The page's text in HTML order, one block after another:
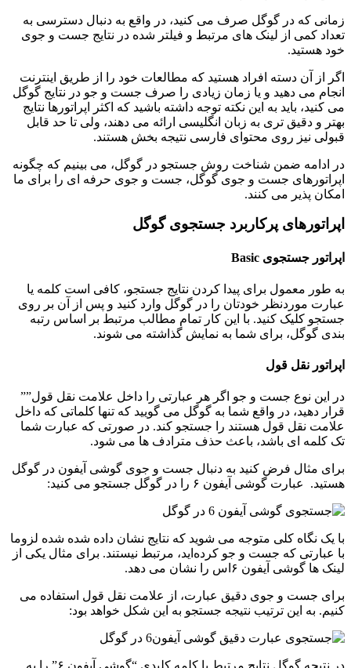
زمانی که در گوگل صرف می کنید، در واقع به دنبال دسترسی به
تعداد کمی از لینک های مرتبط و فیلتر شده در نتایج جست و جوی
خود هستید.
اگر از آن دسته افراد هستید که مطالعات خود را از طریق اینترنت
انجام می دهید و یا زمان زیادی را صرف جست و جو در نتایج گوگل
می کنید، باید به این نکته توجه داشته باشید که اکثر اپراتورها نتایج
بهتر و دقیق تری به زبان انگلیسی ارائه می دهند، ولی تا حد قابل
قبولی نیز روی محتوای فارسی نتیجه بخش هستند.
در ادامه ضمن شناخت روش جستجو در گوگل، می بینیم که چگونه
اپراتورهای جست و جوی گوگل، جست و جوی حرفه ای را برای ما
امکان پذیر می کنند.
اپراتورهای پرکاربرد جستجوی گوگل
اپراتور جستجوی Basic
به طور معمول برای پیدا کردن نتایج جستجو، کافی است کلمه یا
عبارت موردنظر خودتان را در گوگل وارد کنید و پس از آن بر روی
جستجو کلیک کنید. با این کار تمام مطالب مرتبط بر اساس رتبه
بندی گوگل، برای شما به نمایش گذاشته می شوند.
اپراتور نقل قول
در این نوع جست و جو اگر هر عبارتی را داخل علامت نقل قول””
قرار دهید، در واقع شما به گوگل می گویید که تنها کلماتی که داخل
علامت نقل قول هستند را جستجو کند. در صورتی که عبارت شما
تک کلمه ای باشد، باعث حذف مترادف ها می شود.
برای مثال فرض کنید به دنبال جست و جوی گوشی آیفون در گوگل
هستید. عبارت گوشی آیفون ۶ را در گوگل جستجو می کنید:
با یک نگاه کلی متوجه می شوید که نتایج نشان داده شده شده لزوما
با عبارتی که جست و جو کرده‌اید، مرتبط نیستند. برای مثال یکی از
لینک ها گوشی آیفون ۶اس را نشان می دهد.
برای جست و جوی دقیق عبارت، از علامت نقل قول استفاده می
کنیم. به این ترتیب نتیجه جستجو به این شکل خواهد بود: